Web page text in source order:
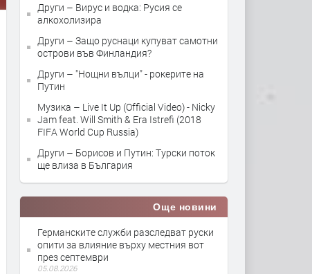
Други – Вирус и водка: Русия се
алкохолизира
Други – Защо руснаци купуват самотни
острови във Финландия?
Други – "Нощни вълци" - рокерите на
Путин
Музика – Live It Up (Official Video) - Nicky
Jam feat. Will Smith & Era Istrefi (2018
FIFA World Cup Russia)
Други – Борисов и Путин: Турски поток
ще влиза в България
Още новини
Германските служби разследват руски
опити за влияние върху местния вот
през септември
05.08.2026